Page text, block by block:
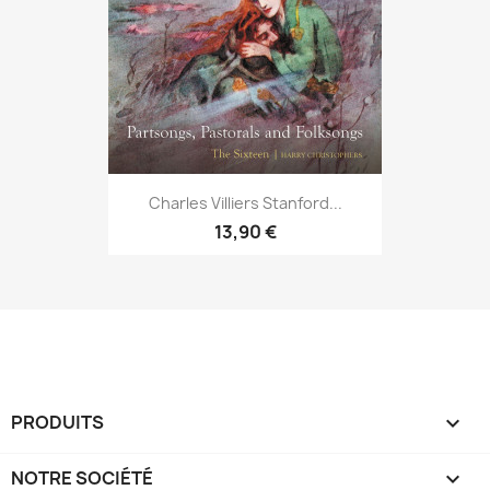
Charles Villiers Stanford...
13,90 €
PRODUITS 
NOTRE SOCIÉTÉ 